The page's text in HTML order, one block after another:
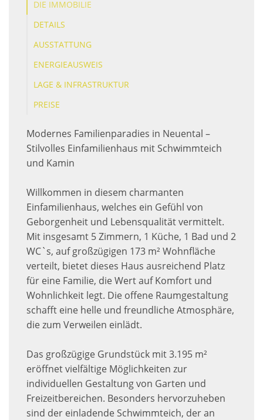
DIE IMMOBILIE
DETAILS
AUSSTATTUNG
ENERGIEAUSWEIS
LAGE & INFRASTRUKTUR
PREISE
Modernes Familienparadies in Neuental –
Stilvolles Einfamilienhaus mit Schwimmteich
und Kamin
Willkommen in diesem charmanten
Einfamilienhaus, welches ein Gefühl von
Geborgenheit und Lebensqualität vermittelt.
Mit insgesamt 5 Zimmern, 1 Küche, 1 Bad und 2
WC`s, auf großzügigen 173 m² Wohnfläche
verteilt, bietet dieses Haus ausreichend Platz
für eine Familie, die Wert auf Komfort und
Wohnlichkeit legt. Die offene Raumgestaltung
schafft eine helle und freundliche Atmosphäre,
die zum Verweilen einlädt.
Das großzügige Grundstück mit 3.195 m²
eröffnet vielfältige Möglichkeiten zur
individuellen Gestaltung von Garten und
Freizeitbereichen. Besonders hervorzuheben
sind der einladende Schwimmteich, der an